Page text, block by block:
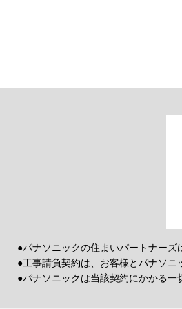
●パナソニックの住まいパートナーズ
●工事請負契約は、お客様とパナソニ
●パナソニックは当該契約にかかる一